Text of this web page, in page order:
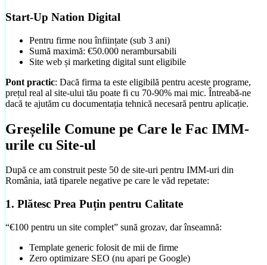
Observator
Notițe de pe teren
Observații și studii de caz din web design-ul local
Intră în observator→
Start-Up Nation Digital
Pentru firme nou înființate (sub 3 ani)
Sumă maximă: €50.000 nerambursabili
Site web și marketing digital sunt eligibile
Pont practic: Dacă firma ta este eligibilă pentru aceste programe,
prețul real al site-ului tău poate fi cu 70-90% mai mic. Întreabă-ne
dacă te ajutăm cu documentația tehnică necesară pentru aplicație.
Greșelile Comune pe Care le Fac IMM-
urile cu Site-ul
După ce am construit peste 50 de site-uri pentru IMM-uri din
România, iată tiparele negative pe care le văd repetate:
1. Plătesc Prea Puțin pentru Calitate
“€100 pentru un site complet” sună grozav, dar înseamnă:
Template generic folosit de mii de firme
Zero optimizare SEO (nu apari pe Google)